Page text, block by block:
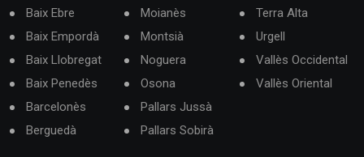
Baix Ebre
Baix Empordà
Baix Llobregat
Baix Penedès
Barcelonès
Berguedà
Moianès
Montsià
Noguera
Osona
Pallars Jussà
Pallars Sobirà
Terra Alta
Urgell
Vallès Occidental
Vallès Oriental